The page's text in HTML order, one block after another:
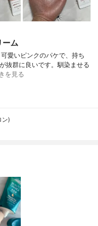
ーム
愛いピンクのパケで、持ち
抜群に良いです。馴染ませる
を見る
ン)